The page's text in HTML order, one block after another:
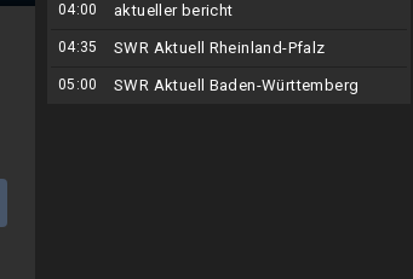
04:00 aktueller bericht
04:35 SWR Aktuell Rheinland-Pfalz
05:00 SWR Aktuell Baden-Württemberg